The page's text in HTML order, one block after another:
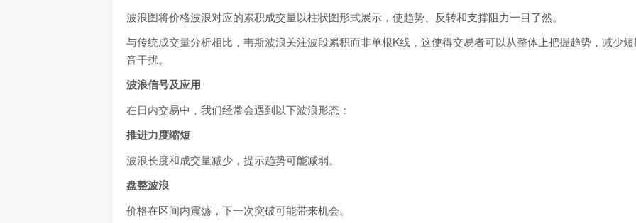
波浪图将价格波浪对应的累积成交量以柱状图形式展示，使趋势、反转和支撑阻力一目了然。
与传统成交量分析相比，韦斯波浪关注波段累积而非单根K线，这使得交易者可以从整体上把握趋势，减少短
音干扰。
波浪信号及应用
在日内交易中，我们经常会遇到以下波浪形态：
推进力度缩短
波浪长度和成交量减少，提示趋势可能减弱。
盘整波浪
价格在区间内震荡，下一次突破可能带来机会。